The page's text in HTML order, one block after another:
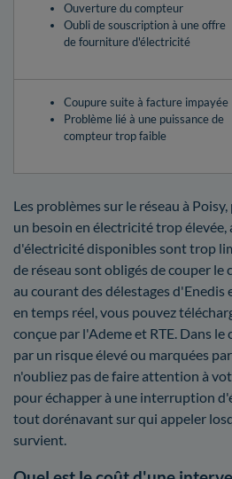
Ouverture du compteur
Oubli de souscription à une offre
de fourniture d'électricité
Coupure suite à facture impayée
Problème lié à une puissance de
compteur trop faible
Les problèmes sur le réseau à
un besoin en électricité trop
d'électricité disponibles sont trop
de réseau sont obligés de couper
au courant des délestages d'Enedis
en temps réel, vous pouvez
conçue par l'Ademe et RTE. Dans le
par un risque élevé ou marquées
n'oubliez pas de faire attention à
pour échapper à une interruption
tout dorénavant sur qui appeler
survient.